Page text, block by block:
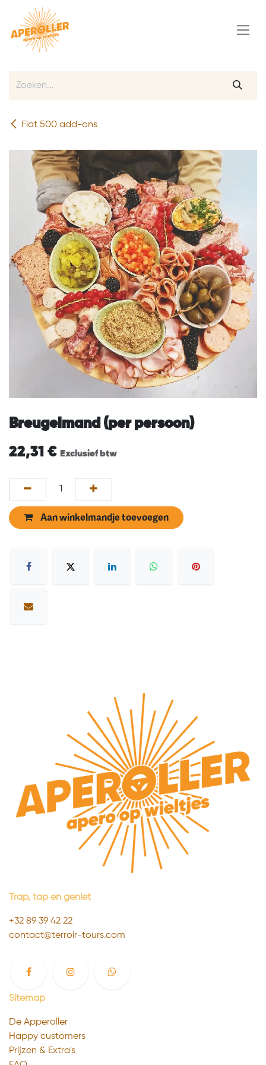
Overslaan naar inhoud
Fiat 500 add-ons
Breugelmand (per persoon)
22,31 € Exclusief btw
Aan winkelmandje toevoegen
Trap, tap en geniet
+32 89 39 42 22
contact@terroir-tours.com
Sitemap
De Apperoller
Happy customers
Prijzen & Extra's